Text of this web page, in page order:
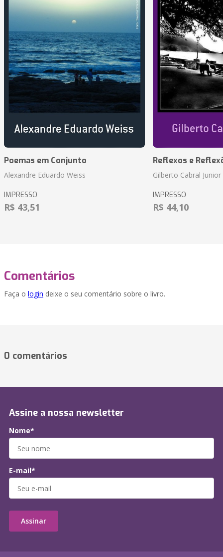
Poemas em Conjunto
Alexandre Eduardo Weiss
IMPRESSO
R$ 43,51
Reflexos e
Gilberto Cabral Junior
IMPRESSO
R$ 44,10
Comentários
Faça o login deixe o seu comentário sobre o livro.
0 comentários
Assine a nossa newsletter
Nome*
E-mail*
Assinar